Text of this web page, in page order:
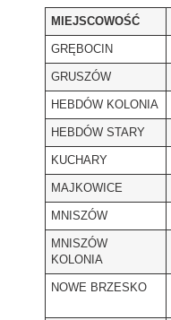
MIEJSCOWOŚĆ
GRĘBOCIN
GRUSZÓW
HEBDÓW KOLONIA
HEBDÓW STARY
KUCHARY
MAJKOWICE
MNISZÓW
MNISZÓW
KOLONIA
NOWE BRZESKO